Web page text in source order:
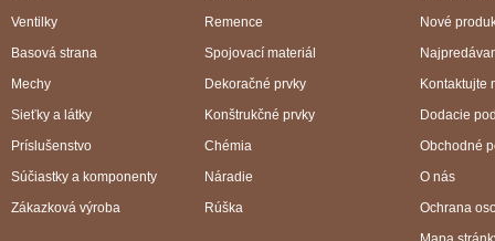
Ventilky
Remence
Basová strana
Mechy
Spojovací materiál
Dekoračné prvky
Sieťky a látky
Príslušenstvo
Konštrukčné prvky
Chémia
Súčiastky a komponenty
Zákazková výroba
Náradie
Rúška
Nové
Kontaktujte
Dodacie
Obchodné
O nás
Ochrana